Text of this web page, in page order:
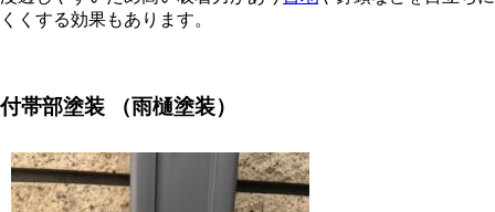
くくする効果もあります。
付帯部塗装 （雨樋塗装）